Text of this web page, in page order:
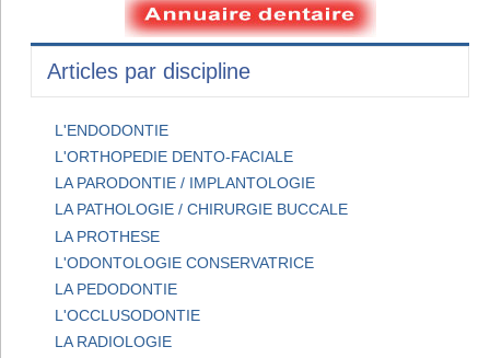
Articles par discipline
L'ENDODONTIE
L'ORTHOPEDIE DENTO-FACIALE
LA PARODONTIE / IMPLANTOLOGIE
LA PATHOLOGIE / CHIRURGIE BUCCALE
LA PROTHESE
L'ODONTOLOGIE CONSERVATRICE
LA PEDODONTIE
L'OCCLUSODONTIE
LA RADIOLOGIE